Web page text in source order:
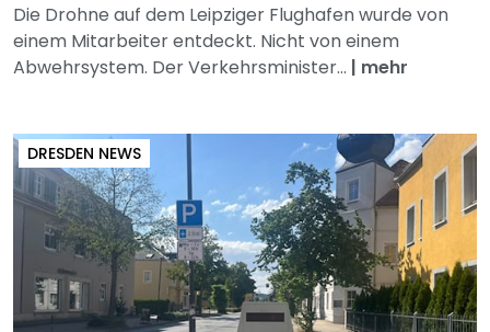
Die Drohne auf dem Leipziger Flughafen wurde von
einem Mitarbeiter entdeckt. Nicht von einem
Abwehrsystem. Der Verkehrsminister... | mehr
DRESDEN NEWS